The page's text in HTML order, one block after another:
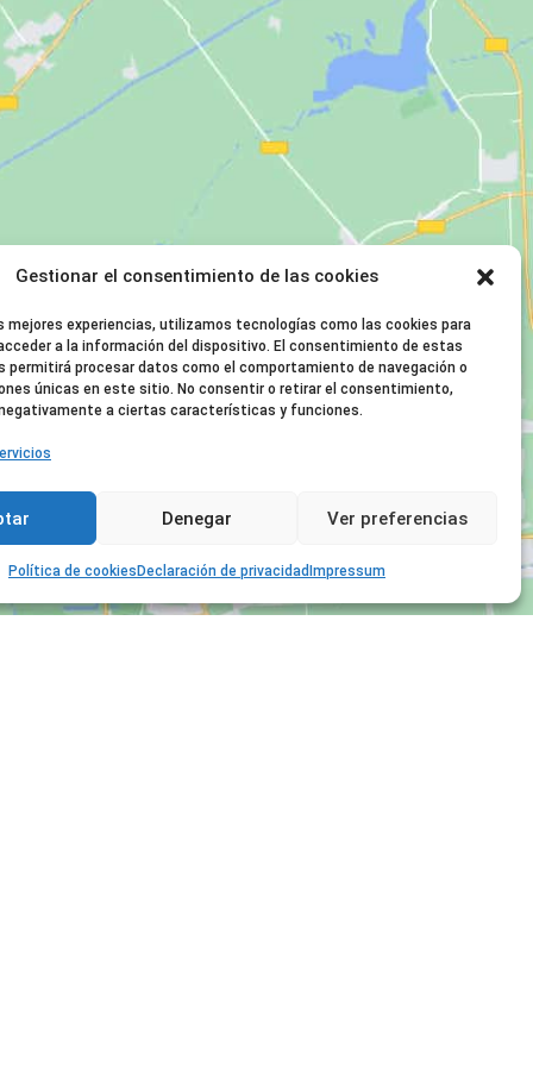
Gestionar el consentimiento de las cookies
mejores experiencias, utilizamos tecnologías como las cookies para
a la información del dispositivo. El consentimiento de estas
permitirá procesar datos como el comportamiento de navegación o
únicas en este sitio. No consentir o retirar el consentimiento,
a ciertas características y funciones.
Denegar Ver preferencias
Política de cookies Declaración de privacidad Impressum